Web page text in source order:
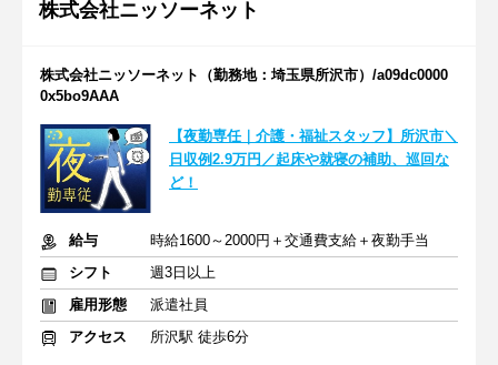
株式会社ニッソーネット
株式会社ニッソーネット（勤務地：埼玉県所沢市）/a09dc0000
0x5bo9AAA
【夜勤専任｜介護・福祉スタッフ】所沢市＼
日収例2.9万円／起床や就寝の補助、巡回な
ど！
給与
時給1600～2000円＋交通費支給＋夜勤手当
シフト
週3日以上
雇用形態
派遣社員
アクセス
所沢駅 徒歩6分